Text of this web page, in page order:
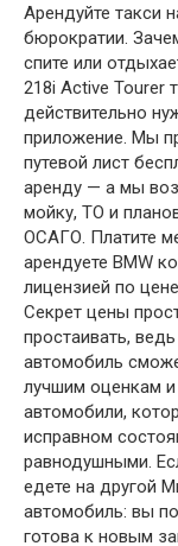
Арендуйте такси
бюрократии.
спите или
218i Active Tourer
действительно
приложение. Мы
путевой лист
аренду — а мы
мойку, ТО и
ОСАГО. Платите
арендуете BMW
лицензией по
Секрет цены
простаивать,
автомобиль
лучшим оценкам
автомобили,
исправном
равнодушными.
едете на другой
автомобиль: вы
готова к новым